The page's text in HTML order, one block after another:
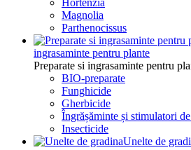
Hortenzia
Magnolia
Parthenocissus
ingrasaminte pentru plante
Preparate si ingrasaminte pentru
BIO-preparate
Funghicide
Gherbicide
Îngrășăminte și stimulatori
Insecticide
Unelte de